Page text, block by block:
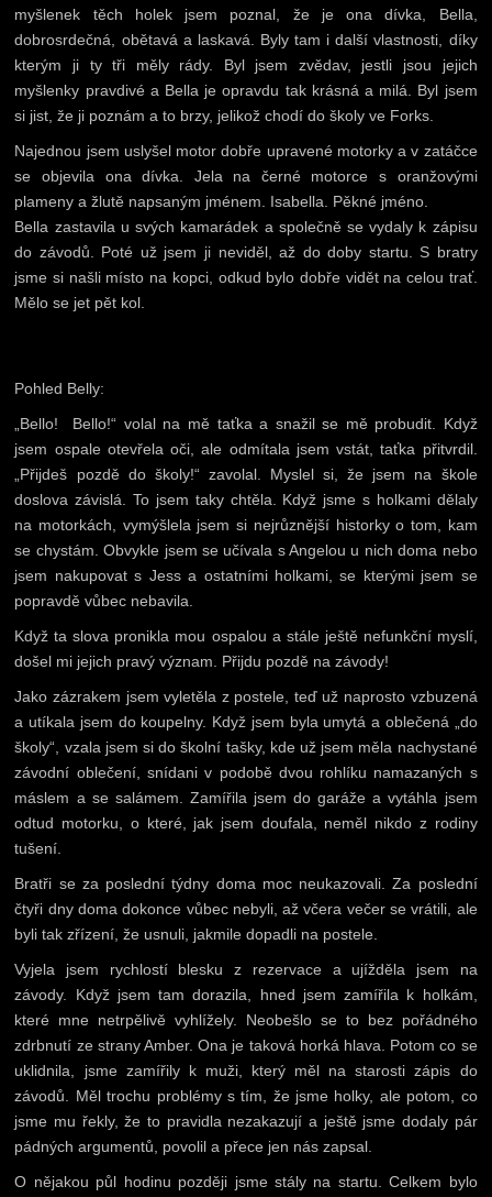
myšlenek těch holek jsem poznal, že je ona dívka, Bella,
dobrosrdečná, obětavá a laskavá. Byly tam i další vlastnosti, díky
kterým ji ty tři měly rády. Byl jsem zvědav, jestli jsou jejich
myšlenky pravdivé a Bella je opravdu tak krásná a milá. Byl jsem
si jist, že ji poznám a to brzy, jelikož chodí do školy ve Forks.
Najednou jsem uslyšel motor dobře upravené motorky a v zatáčce
se objevila ona dívka. Jela na černé motorce s oranžovými
plameny a žlutě napsaným jménem. Isabella. Pěkné jméno.
Bella zastavila u svých kamarádek a společně se vydaly k zápisu
do závodů. Poté už jsem ji neviděl, až do doby startu. S bratry
jsme si našli místo na kopci, odkud bylo dobře vidět na celou trať.
Mělo se jet pět kol.
Pohled Belly:
„Bello! Bello!“ volal na mě taťka a snažil se mě probudit. Když
jsem ospale otevřela oči, ale odmítala jsem vstát, taťka přitvrdil.
„Přijdeš pozdě do školy!“ zavolal. Myslel si, že jsem na škole
doslova závislá. To jsem taky chtěla. Když jsme s holkami dělaly
na motorkách, vymýšlela jsem si nejrůznější historky o tom, kam
se chystám. Obvykle jsem se učívala s Angelou u nich doma nebo
jsem nakupovat s Jess a ostatními holkami, se kterými jsem se
popravdě vůbec nebavila.
Když ta slova pronikla mou ospalou a stále ještě nefunkční myslí,
došel mi jejich pravý význam. Přijdu pozdě na závody!
Jako zázrakem jsem vyletěla z postele, teď už naprosto vzbuzená
a utíkala jsem do koupelny. Když jsem byla umytá a oblečená „do
školy“, vzala jsem si do školní tašky, kde už jsem měla nachystané
závodní oblečení, snídani v podobě dvou rohlíku namazaných s
máslem a se salámem. Zamířila jsem do garáže a vytáhla jsem
odtud motorku, o které, jak jsem doufala, neměl nikdo z rodiny
tušení.
Bratři se za poslední týdny doma moc neukazovali. Za poslední
čtyři dny doma dokonce vůbec nebyli, až včera večer se vrátili, ale
byli tak zřízení, že usnuli, jakmile dopadli na postele.
Vyjela jsem rychlostí blesku z rezervace a ujížděla jsem na
závody. Když jsem tam dorazila, hned jsem zamířila k holkám,
které mne netrpělivě vyhlížely. Neobešlo se to bez pořádného
zdrbnutí ze strany Amber. Ona je taková horká hlava. Potom co se
uklidnila, jsme zamířily k muži, který měl na starosti zápis do
závodů. Měl trochu problémy s tím, že jsme holky, ale potom, co
jsme mu řekly, že to pravidla nezakazují a ještě jsme dodaly pár
pádných argumentů, povolil a přece jen nás zapsal.
O nějakou půl hodinu později jsme stály na startu. Celkem bylo